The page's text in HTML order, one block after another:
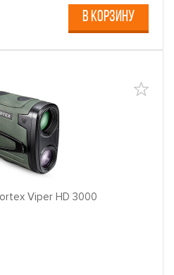
В КОРЗИНУ
Viper HD 3000